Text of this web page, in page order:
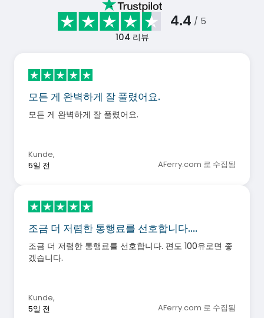
4.4 / 5
104 리뷰
모든 게 완벽하게 잘 풀렸어요.
모든 게 완벽하게 잘 풀렸어요.
Kunde,
5일 전
AFerry.com 로 수집됨
조금 더 저렴한 통행료를 선호합니다.…
조금 더 저렴한 통행료를 선호합니다. 편도 100유로면 좋
겠습니다.
Kunde,
5일 전
AFerry.com 로 수집됨